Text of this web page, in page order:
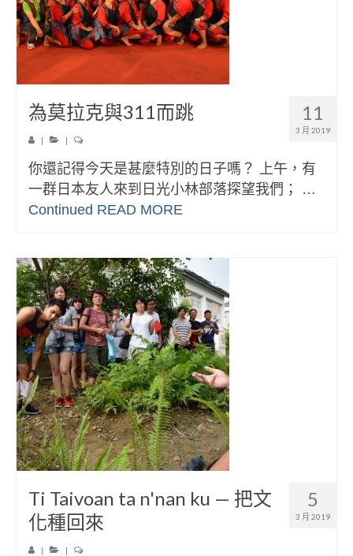
11
3 月 2019
為莫拉克與311而跳
| |
你還記得今天是甚麼特別的日子嗎？ 上午，有
一群日本友人來到日光小林部落探望我們； …
Continued READ MORE
5
3 月 2019
Ti Taivoan ta n'nan ku — 把文
化種回來
| |